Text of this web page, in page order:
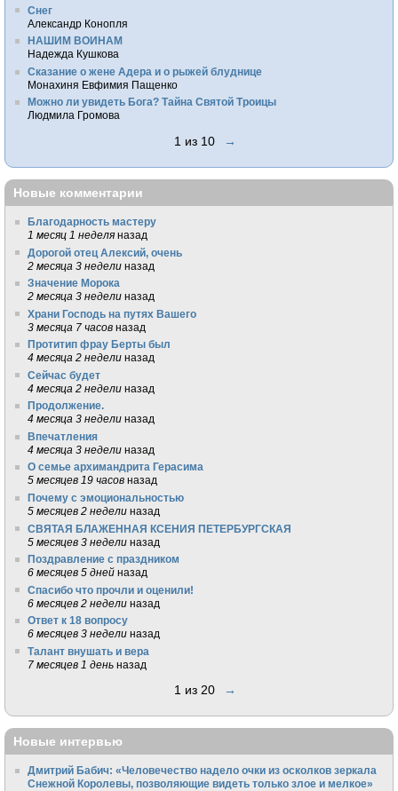
Снег
Александр Конопля
НАШИМ ВОИНАМ
Надежда Кушкова
Сказание о жене Адера и о рыжей блуднице
Монахиня Евфимия Пащенко
Можно ли увидеть Бога? Тайна Святой Троицы
Людмила Громова
1 из 10 →
Новые комментарии
Благодарность мастеру
1 месяц 1 неделя назад
Дорогой отец Алексий, очень
2 месяца 3 недели назад
Значение Морока
2 месяца 3 недели назад
Храни Господь на путях Вашего
3 месяца 7 часов назад
Протитип фрау Берты был
4 месяца 2 недели назад
Сейчас будет
4 месяца 2 недели назад
Продолжение.
4 месяца 3 недели назад
Впечатления
4 месяца 3 недели назад
О семье архимандрита Герасима
5 месяцев 19 часов назад
Почему с эмоциональностью
5 месяцев 2 недели назад
СВЯТАЯ БЛАЖЕННАЯ КСЕНИЯ ПЕТЕРБУРГСКАЯ
5 месяцев 3 недели назад
Поздравление с праздником
6 месяцев 5 дней назад
Спасибо что прочли и оценили!
6 месяцев 2 недели назад
Ответ к 18 вопросу
6 месяцев 3 недели назад
Талант внушать и вера
7 месяцев 1 день назад
1 из 20 →
Новые интервью
Дмитрий Бабич: «Человечество надело очки из осколков зеркала
Снежной Королевы, позволяющие видеть только злое и мелкое»